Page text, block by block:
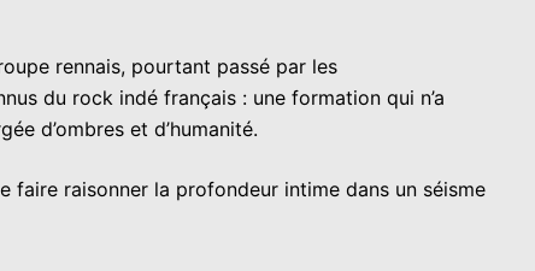
rennais, pourtant passé par les
du rock indé français : une formation qui n’a
d’ombres et d’humanité.
faire raisonner la profondeur intime dans un séisme